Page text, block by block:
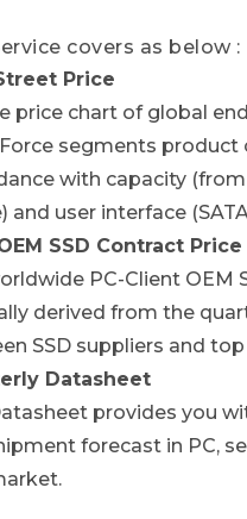
covers as below :
Price
price chart of global
segments product
with capacity
and user interface
SSD Contract Price
PC-Client OEM
derived from the
SSD suppliers and
Datasheet
provides you
forecast in PC,
查看更多
DRAM鑽